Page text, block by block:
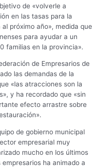
de «volverle a
en las tasas para la
próximo año», medida que
para ayudar a un
familias en la provincia».
de Empresarios de
las demandas de la
«las atracciones son la
y ha recordado que «sin
efecto arrastre sobre
de gobierno municipal
empresarial muy
mucho en los últimos
ha animado a